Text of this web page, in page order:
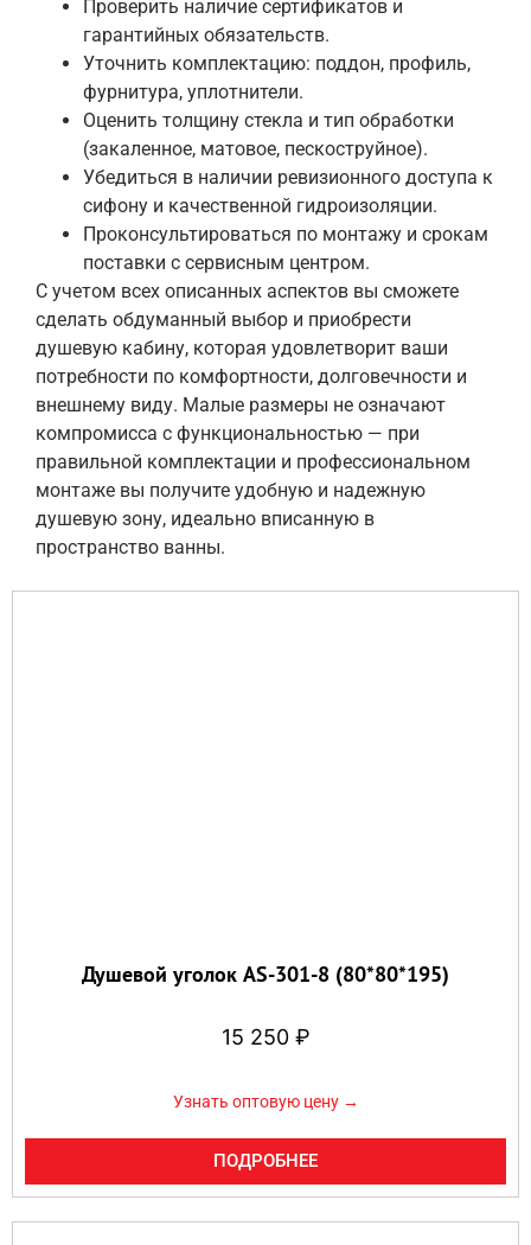
Проверить наличие сертификатов и
гарантийных обязательств.
Уточнить комплектацию: поддон, профиль,
фурнитура, уплотнители.
Оценить толщину стекла и тип обработки
(закаленное, матовое, пескоструйное).
Убедиться в наличии ревизионного доступа к
сифону и качественной гидроизоляции.
Проконсультироваться по монтажу и срокам
поставки с сервисным центром.
С учетом всех описанных аспектов вы сможете
сделать обдуманный выбор и приобрести
душевую кабину, которая удовлетворит ваши
потребности по комфортности, долговечности и
внешнему виду. Малые размеры не означают
компромисса с функциональностью — при
правильной комплектации и профессиональном
монтаже вы получите удобную и надежную
душевую зону, идеально вписанную в
пространство ванны.
Душевой уголок AS-301-8 (80*80*195)
15 250 ₽
Узнать оптовую цену →
ПОДРОБНЕЕ